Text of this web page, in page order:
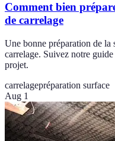
Comment bien
de carrelage
Une bonne préparation de la
carrelage. Suivez notre
projet.
carrelagepréparation surface
Aug 1